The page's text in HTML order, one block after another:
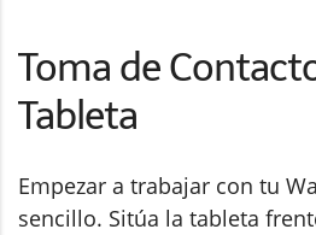
Toma de
Tableta
Empezar a trabajar con tu
sencillo. Sitúa la tableta